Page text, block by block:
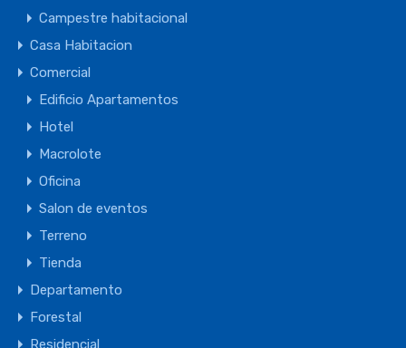
Campestre habitacional
Casa Habitacion
Comercial
Edificio Apartamentos
Hotel
Macrolote
Oficina
Salon de eventos
Terreno
Tienda
Departamento
Forestal
Residencial